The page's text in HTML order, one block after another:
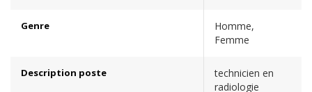
Genre
Homme,
Femme
Description poste
technicien en
radiologie